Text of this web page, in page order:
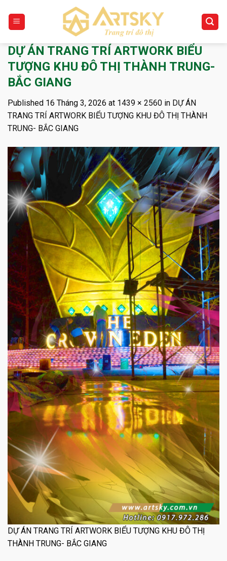
content
DỰ ÁN TRANG TRÍ ARTWORK BIỂU
TƯỢNG KHU ĐÔ THỊ THÀNH TRUNG-
BẮC GIANG
Published 16 Tháng 3, 2026 at 1439 × 2560 in DỰ ÁN
TRANG TRÍ ARTWORK BIỂU TƯỢNG KHU ĐÔ THỊ THÀNH
TRUNG- BẮC GIANG
DỰ ÁN TRANG TRÍ ARTWORK BIỂU TƯỢNG KHU ĐÔ THỊ
THÀNH TRUNG- BẮC GIANG